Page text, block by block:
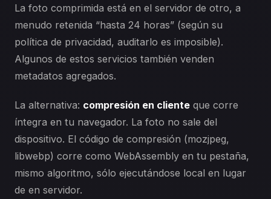
La foto comprimida está en el servidor de otro, a
menudo retenida “hasta 24 horas” (según su
política de privacidad, auditarlo es imposible).
Algunos de estos servicios también venden
metadatos agregados.
La alternativa: compresión en cliente que corre
íntegra en tu navegador. La foto no sale del
dispositivo. El código de compresión (mozjpeg,
libwebp) corre como WebAssembly en tu pestaña,
mismo algoritmo, sólo ejecutándose local en lugar
de en servidor.